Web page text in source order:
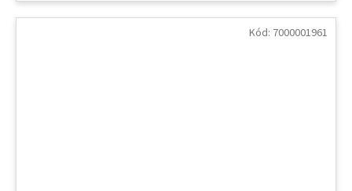
Kód: 7000001961